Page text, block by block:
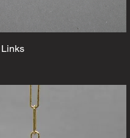
Schnellansicht